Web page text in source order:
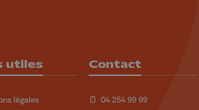
utiles
légales
Contact
04 254 99 99